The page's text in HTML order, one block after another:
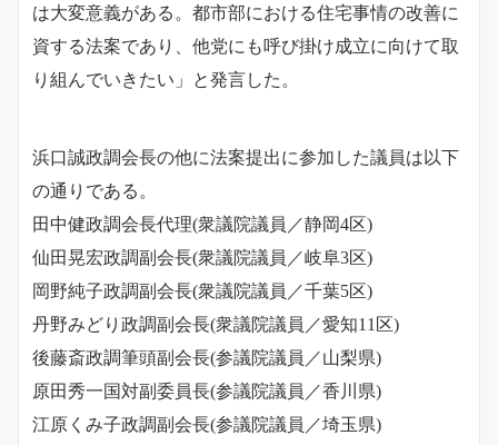
は大変意義がある。都市部における住宅事情の改善に
資する法案であり、他党にも呼び掛け成立に向けて取
り組んでいきたい」と発言した。
浜口誠政調会長の他に法案提出に参加した議員は以下
の通りである。
田中健政調会長代理(衆議院議員／静岡4区)
仙田晃宏政調副会長(衆議院議員／岐阜3区)
岡野純子政調副会長(衆議院議員／千葉5区)
丹野みどり政調副会長(衆議院議員／愛知11区)
後藤斎政調筆頭副会長(参議院議員／山梨県)
原田秀一国対副委員長(参議院議員／香川県)
江原くみ子政調副会長(参議院議員／埼玉県)